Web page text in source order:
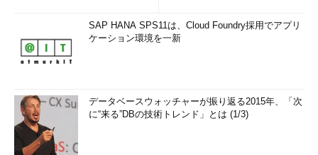
SAP HANA SPS11は、Cloud Foundry採用でアプリ
ケーション環境を一新
データベースウォッチャーが振り返る2015年、「次
に“来る”DBの技術トレンド」とは (1/3)